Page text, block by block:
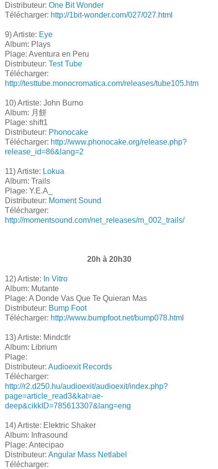
Distributeur: One Bit Wonder
Télécharger: http://1bit-wonder.com/027/027.html
9) Artiste: Eye
Album: Plays
Plage: Aventura en Peru
Distributeur: Test Tube
Télécharger:
http://testtube.monocromatica.com/releases/tube105.htm
10) Artiste: John Burno
Album: 月餅
Plage: shift1
Distributeur: Phonocake
Télécharger: http://www.phonocake.org/release.php?
release_id=86&lang=2
11) Artiste: Lokua
Album: Trails
Plage: Y.E.A_
Distributeur: Moment Sound
Télécharger:
http://momentsound.com/net_releases/m_002_trails/
20h à 20h30
12) Artiste: In Vitro
Album: Mutante
Plage: A Donde Vas Que Te Quieran Mas
Distributeur: Bump Foot
Télécharger: http://www.bumpfoot.net/bump078.html
13) Artiste: Mindctlr
Album: Librium
Plage:
Distributeur: Audioexit Records
Télécharger:
http://r2.d250.hu/audioexit/audioexit/index.php?
page=article_read3&kat=ae-
deep&cikkID=785613307&lang=eng
14) Artiste: Elektric Shaker
Album: Infrasound
Plage: Antecipao
Distributeur: Angular Mass Netlabel
Télécharger: